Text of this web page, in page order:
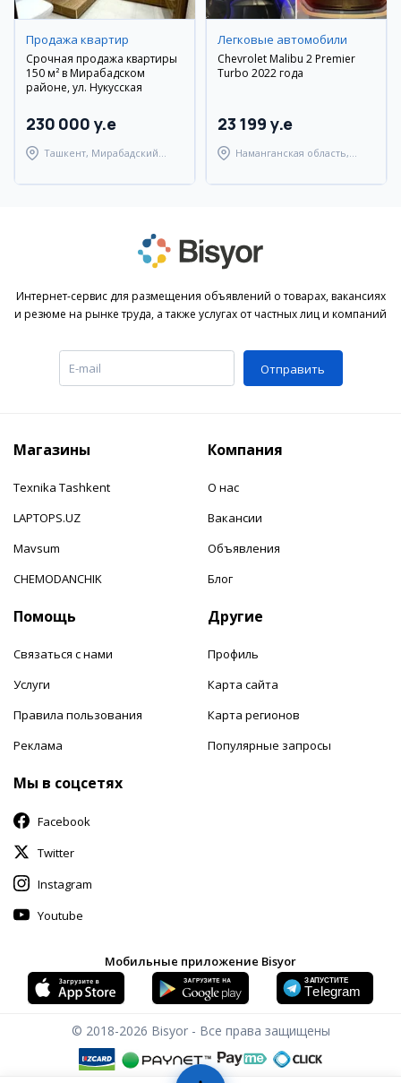
Продажа квартир
Срочная продажа квартиры
150 м² в Мирабадском
районе, ул. Нукусская
230 000 y.e
Ташкент, Мирабадский
Легковые автомобили
Chevrolet Malibu 2 Premier
Turbo 2022 года
23 199 y.e
Наманганская область,
Интернет-сервис для размещения объявлений о товарах, вакансиях
и резюме на рынке труда, а также услугах от частных лиц и компаний
Отправить
Магазины
Texnika Tashkent
LAPTOPS.UZ
Mavsum
CHEMODANCHIK
Компания
О нас
Вакансии
Объявления
Блог
Помощь
Связаться с нами
Услуги
Правила пользования
Реклама
Другие
Профиль
Карта сайта
Карта регионов
Популярные запросы
Мы в соцсетях
Facebook
Twitter
Instagram
Youtube
Мобильные приложение Bisyor
© 2018-2026 Bisyor - Все права защищены